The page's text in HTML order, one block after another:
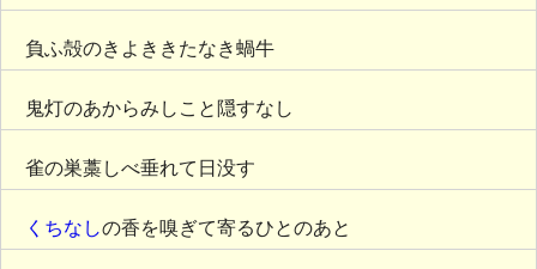
負ふ殻のきよききたなき蝸牛
鬼灯のあからみしこと隠すなし
雀の巣藁しべ垂れて日没す
くちなしの香を嗅ぎて寄るひとのあと